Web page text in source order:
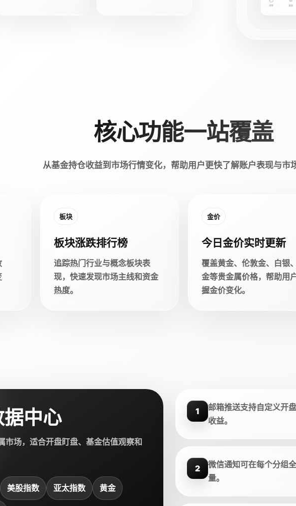
核心功能一站覆盖
从基金持仓收益到市场行情变化，帮助用户更快了解账户表现与市
板块
板块涨跌排行榜
追踪热门行业与概念板块表
现，快速发现市场主线和资金
热度。
金价
今日金价实时更新
覆盖黄金、伦敦金、白银
金等贵金属价格，帮助用
握金价变化。
中心
市场，适合开盘盯盘、基金估值观察和
美股指数 亚太指数 黄金
1
邮箱推送支持自定义开
收益。
2
微信通知可在每个分组
量。